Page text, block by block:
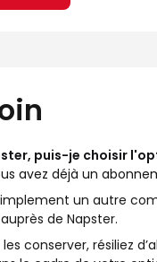
puis-je choisir
avez déjà un
un autre
de Napster.
conserver, résiliez